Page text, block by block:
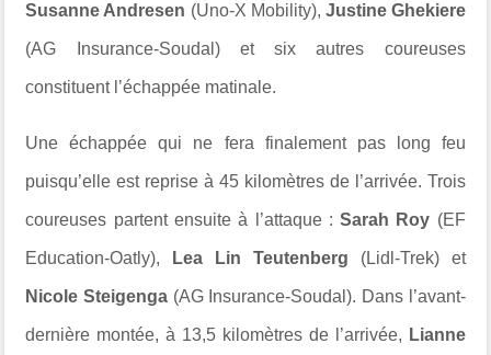
Susanne Andresen (Uno-X Mobility), Justine Ghekiere
(AG Insurance-Soudal) et six autres coureuses
constituent l’échappée matinale.
Une échappée qui ne fera finalement pas long feu
puisqu’elle est reprise à 45 kilomètres de l’arrivée. Trois
coureuses partent ensuite à l’attaque :Sarah Roy (EF
Education-Oatly), Lea Lin Teutenberg (Lidl-Trek) et
Nicole Steigenga (AG Insurance-Soudal). Dans l’avant-
dernière montée, à 13,5 kilomètres de l’arrivée, Lianne